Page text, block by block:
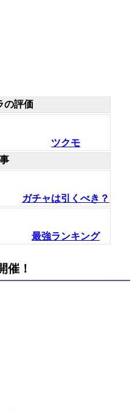
の評価
ツクモ
ガチャは引くべき？
最強ランキング
催！